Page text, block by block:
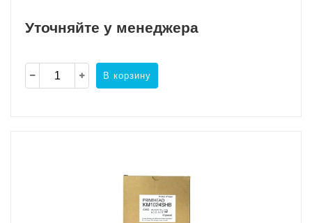
Уточняйте у менеджера
В корзину